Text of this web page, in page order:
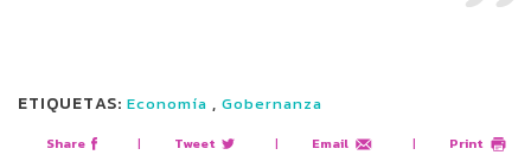
ETIQUETAS: Economía ,Gobernanza
Share | Tweet | Email | Print